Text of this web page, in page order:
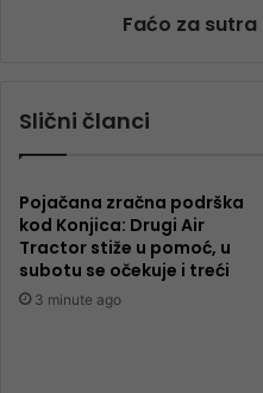
Faćo za
Slični članci
Pojačana zračna podrška
kod Konjica: Drugi Air
Tractor stiže u pomoć, u
subotu se očekuje i treći
3 minute ago